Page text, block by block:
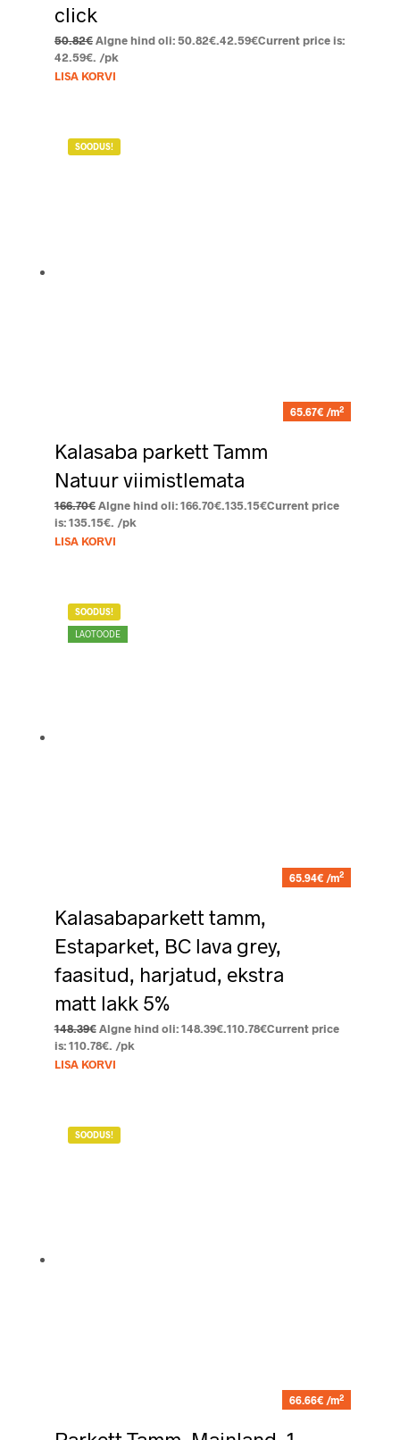
click
50.82€ Algne hind oli: 50.82€.42.59€Current price is:
42.59€. /pk
LISA KORVI
SOODUS!
65.67€ /m2
Kalasaba parkett Tamm
Natuur viimistlemata
166.70€ Algne hind oli: 166.70€.135.15€Current price
is: 135.15€. /pk
LISA KORVI
SOODUS!
LAOTOODE
65.94€ /m2
Kalasabaparkett tamm,
Estaparket, BC lava grey,
faasitud, harjatud, ekstra
matt lakk 5%
148.39€ Algne hind oli: 148.39€.110.78€Current price
is: 110.78€. /pk
LISA KORVI
SOODUS!
66.66€ /m2